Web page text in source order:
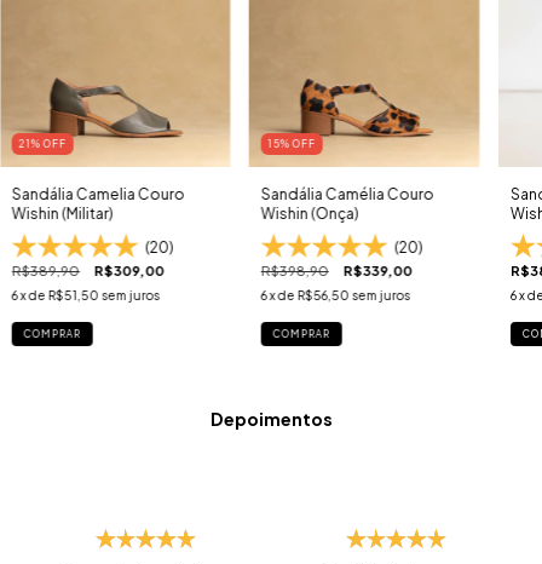
21% OFF
Sandália Camelia Couro
Wishin (Militar)
(20)
R$389,90 R$309,00
6x de R$51,50 sem juros
COMPRAR
15% OFF
Sandália Camélia Couro
Wishin (Onça)
(20)
R$398,90 R$339,00
6x de R$56,50 sem juros
COMPRAR
6 x
Depoimentos